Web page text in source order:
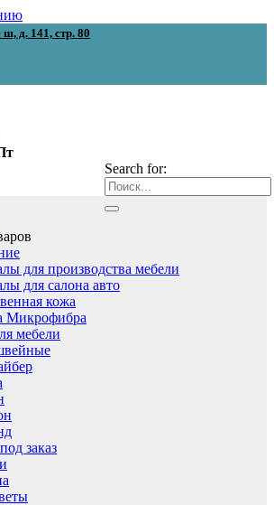
д. 141, стр. 80
Search for:
для производства мебели
для салона авто
кожа
Микрофибра
мебели
заказ